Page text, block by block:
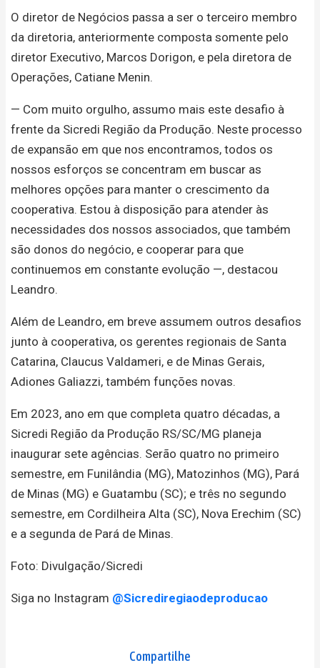
O diretor de Negócios passa a ser o terceiro membro
da diretoria, anteriormente composta somente pelo
diretor Executivo, Marcos Dorigon, e pela diretora de
Operações, Catiane Menin.
— Com muito orgulho, assumo mais este desafio à
frente da Sicredi Região da Produção. Neste processo
de expansão em que nos encontramos, todos os
nossos esforços se concentram em buscar as
melhores opções para manter o crescimento da
cooperativa. Estou à disposição para atender às
necessidades dos nossos associados, que também
são donos do negócio, e cooperar para que
continuemos em constante evolução —, destacou
Leandro.
Além de Leandro, em breve assumem outros desafios
junto à cooperativa, os gerentes regionais de Santa
Catarina, Claucus Valdameri, e de Minas Gerais,
Adiones Galiazzi, também funções novas.
Em 2023, ano em que completa quatro décadas, a
Sicredi Região da Produção RS/SC/MG planeja
inaugurar sete agências. Serão quatro no primeiro
semestre, em Funilândia (MG), Matozinhos (MG), Pará
de Minas (MG) e Guatambu (SC); e três no segundo
semestre, em Cordilheira Alta (SC), Nova Erechim (SC)
e a segunda de Pará de Minas.
Foto: Divulgação/Sicredi
Siga no Instagram @Sicrediregiaodeproducao
Compartilhe